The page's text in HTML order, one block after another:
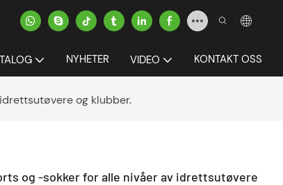
NYHETER VIDEO KONTAKT OSS
og klubber.
og -sokker for alle nivåer av idrettsutøvere